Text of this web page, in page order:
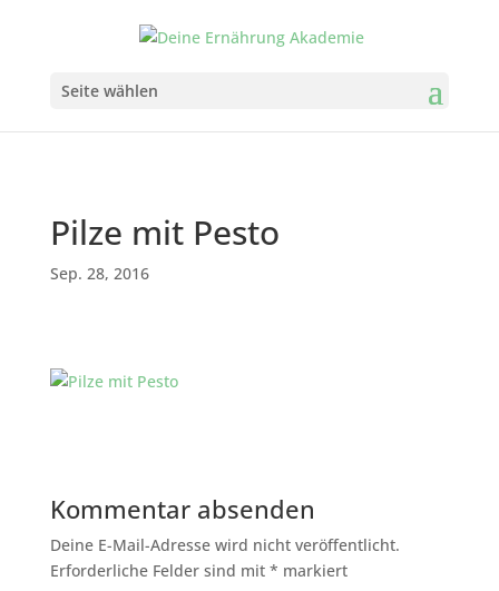
Seite wählen
Pilze mit Pesto
Sep. 28, 2016
Kommentar absenden
Deine E-Mail-Adresse wird nicht veröffentlicht.
Erforderliche Felder sind mit * markiert